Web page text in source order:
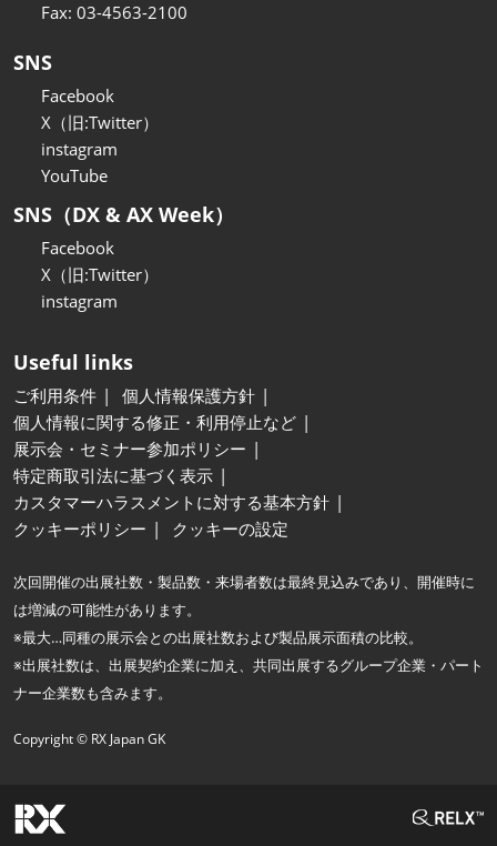
Fax: 03-4563-2100
SNS
Facebook
X（旧:Twitter）
instagram
YouTube
SNS（DX & AX Week）
Facebook
X（旧:Twitter）
instagram
Useful links
ご利用条件
個人情報保護方針
個人情報に関する修正・利用停止など
展示会・セミナー参加ポリシー
特定商取引法に基づく表示
カスタマーハラスメントに対する基本方針
クッキーポリシー
クッキーの設定
次回開催の出展社数・製品数・来場者数は最終見込みであり、開催時に
は増減の可能性があります。
※最大…同種の展示会との出展社数および製品展示面積の比較。
※出展社数は、出展契約企業に加え、共同出展するグループ企業・パート
ナー企業数も含みます。
Copyright © RX Japan GK